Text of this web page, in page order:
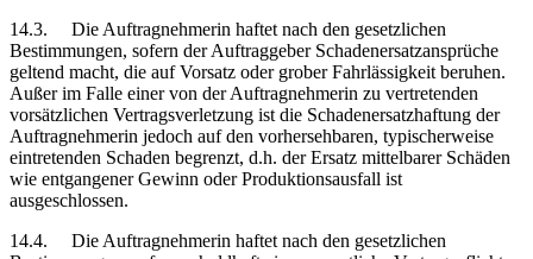
14.3. Die Auftragnehmerin haftet nach den gesetzlichen
Bestimmungen, sofern der Auftraggeber Schadenersatzansprüche
geltend macht, die auf Vorsatz oder grober Fahrlässigkeit beruhen.
Außer im Falle einer von der Auftragnehmerin zu vertretenden
vorsätzlichen Vertragsverletzung ist die Schadenersatzhaftung der
Auftragnehmerin jedoch auf den vorhersehbaren, typischerweise
eintretenden Schaden begrenzt, d.h. der Ersatz mittelbarer Schäden
wie entgangener Gewinn oder Produktionsausfall ist
ausgeschlossen.
14.4. Die Auftragnehmerin haftet nach den gesetzlichen